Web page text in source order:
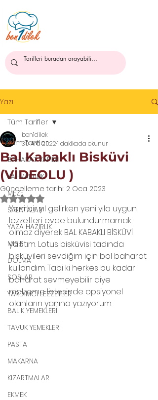
Yazı
Tüm Tarifler
BAHARAT YAPIMI
KAHVALTILIK
MEZE
SALATALAR
YAZA HAZIRLIK
MISIR
DOLMA
SOSLAR
YARDIMCI LEZZETLER
BALIK YEMEKLERİ
TAVUK YEMEKLERİ
PASTA
MAKARNA
KIZARTMALAR
EKMEK
Tüm Tarifler
Bal Kabaklı Bisküvi
(VİDEOLU )
ben1dilek
30 Ara 20221 dakikada okunur
Güncelleme tarihi: 2 Oca 2023
5 üzerinden NaN yıldız
Yeni bir yıl gelirken yeni yıla uygun
lezzetleri evde bulundurmamak
olmaz diyerek BAL KABAKLI BİSKÜVİ
yaptım. Lotus bisküvisi tadında
bisküvileri sevdiğim için bol baharat
kullandım. Tabi ki herkes bu kadar
baharat sevmeyebilir diye
malzeme listesinde opsiyonel
olanların yanına yazıyorum.